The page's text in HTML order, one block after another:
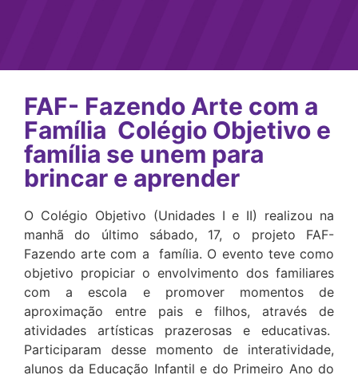
FAF- Fazendo Arte com a
Família  Colégio Objetivo e
família se unem para
brincar e aprender
O Colégio Objetivo (Unidades I e II) realizou na
manhã do último sábado, 17, o projeto FAF-
Fazendo arte com a família. O evento teve como
objetivo propiciar o envolvimento dos familiares
com a escola e promover momentos de
aproximação entre pais e filhos, através de
atividades artísticas prazerosas e educativas.
Participaram desse momento de interatividade,
alunos da Educação Infantil e do Primeiro Ano do